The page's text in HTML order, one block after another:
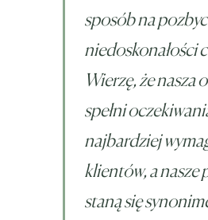
sposób na
niedoskonałości
Wierzę, że nasza
spełni
najbardziej
klientów, a nasze
staną się